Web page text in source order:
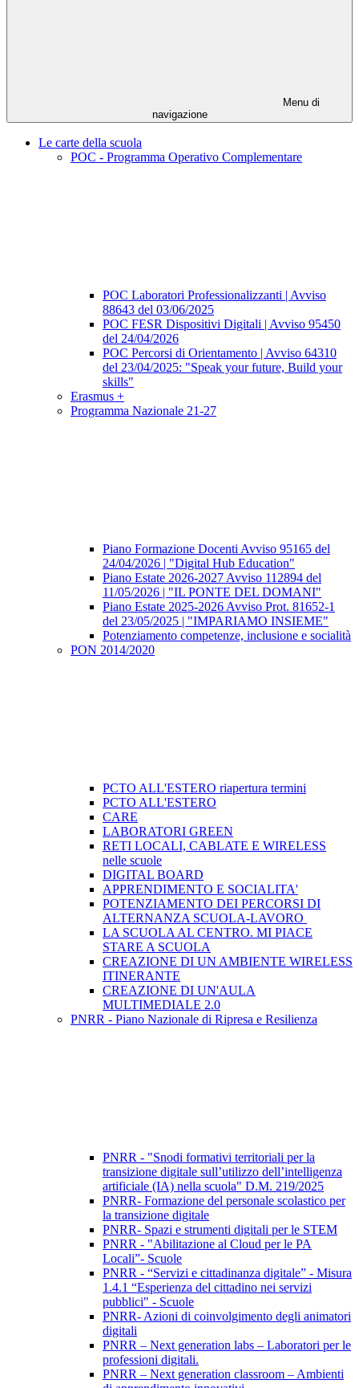
Menu di
navigazione
Le carte della scuola
POC - Programma Operativo Complementare
POC Laboratori Professionalizzanti | Avviso
88643 del 03/06/2025
POC FESR Dispositivi Digitali | Avviso 95450
del 24/04/2026
POC Percorsi di Orientamento | Avviso 64310
del 23/04/2025: "Speak your future, Build your
skills"
Erasmus +
Programma Nazionale 21-27
Piano Formazione Docenti Avviso 95165 del
24/04/2026 | "Digital Hub Education"
Piano Estate 2026-2027 Avviso 112894 del
11/05/2026 | "IL PONTE DEL DOMANI"
Piano Estate 2025-2026 Avviso Prot. 81652-1
del 23/05/2025 | "IMPARIAMO INSIEME"
Potenziamento competenze, inclusione e socialità
PON 2014/2020
PCTO ALL'ESTERO riapertura termini
PCTO ALL'ESTERO
CARE
LABORATORI GREEN
RETI LOCALI, CABLATE E WIRELESS
nelle scuole
DIGITAL BOARD
APPRENDIMENTO E SOCIALITA'
POTENZIAMENTO DEI PERCORSI DI
ALTERNANZA SCUOLA-LAVORO ​
LA SCUOLA AL CENTRO. MI PIACE
STARE A SCUOLA
CREAZIONE DI UN AMBIENTE WIRELESS
ITINERANTE
CREAZIONE DI UN'AULA
MULTIMEDIALE 2.0
PNRR - Piano Nazionale di Ripresa e Resilienza
PNRR - "Snodi formativi territoriali per la
transizione digitale sull’utilizzo dell’intelligenza
artificiale (IA) nella scuola" D.M. 219/2025
PNRR- Formazione del personale scolastico per
la transizione digitale
PNRR- Spazi e strumenti digitali per le STEM
PNRR - "Abilitazione al Cloud per le PA
Locali”- Scuole
PNRR - “Servizi e cittadinanza digitale” - Misura
1.4.1 “Esperienza del cittadino nei servizi
pubblici" - Scuole
PNRR- Azioni di coinvolgimento degli animatori
digitali
PNRR – Next generation labs – Laboratori per le
professioni digitali.
PNRR – Next generation classroom – Ambienti